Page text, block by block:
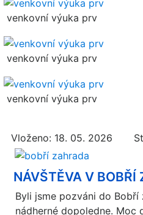
venkovní výuka prv
venkovní výuka prv
venkovní výuka prv
Vloženo: 18. 05. 2026
NÁVŠTĚVA V BOBŘÍ
Byli jsme pozváni do
nádherné dopoledne. Moc